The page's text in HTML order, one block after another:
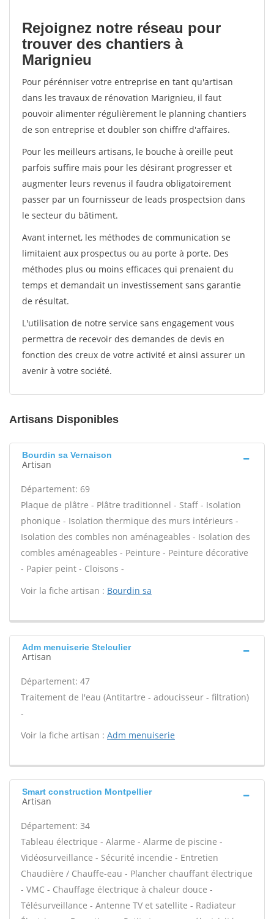
Rejoignez notre réseau pour
trouver des chantiers à
Marignieu
Pour pérénniser votre entreprise en tant qu'artisan
dans les travaux de rénovation Marignieu, il faut
pouvoir alimenter régulièrement le planning chantiers
de son entreprise et doubler son chiffre d'affaires.
Pour les meilleurs artisans, le bouche à oreille peut
parfois suffire mais pour les désirant progresser et
augmenter leurs revenus il faudra obligatoirement
passer par un fournisseur de leads prospectsion dans
le secteur du bâtiment.
Avant internet, les méthodes de communication se
limitaient aux prospectus ou au porte à porte. Des
méthodes plus ou moins efficaces qui prenaient du
temps et demandait un investissement sans garantie
de résultat.
L'utilisation de notre service sans engagement vous
permettra de recevoir des demandes de devis en
fonction des creux de votre activité et ainsi assurer un
avenir à votre société.
Artisans Disponibles
Bourdin sa Vernaison
Artisan
Département: 69
Plaque de plâtre - Plâtre traditionnel - Staff - Isolation
phonique - Isolation thermique des murs intérieurs -
Isolation des combles non aménageables - Isolation des
combles aménageables - Peinture - Peinture décorative
- Papier peint - Cloisons -
Voir la fiche artisan : Bourdin sa
Adm menuiserie Stelculier
Artisan
Département: 47
Traitement de l'eau (Antitartre - adoucisseur - filtration)
-
Voir la fiche artisan : Adm menuiserie
Smart construction Montpellier
Artisan
Département: 34
Tableau électrique - Alarme - Alarme de piscine -
Vidéosurveillance - Sécurité incendie - Entretien
Chaudière / Chauffe-eau - Plancher chauffant électrique
- VMC - Chauffage électrique à chaleur douce -
Télésurveillance - Antenne TV et satellite - Radiateur